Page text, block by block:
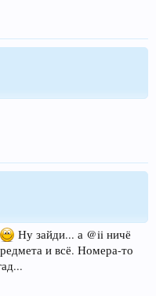
Ну зайди... а @ii ничё
и всё. Номера-то